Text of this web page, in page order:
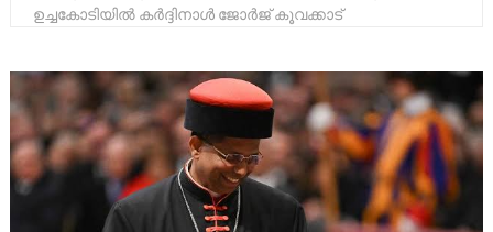
ഉച്ചകോടിയിൽ കർദ്ദിനാൾ ജോർജ് കൂവക്കാട്